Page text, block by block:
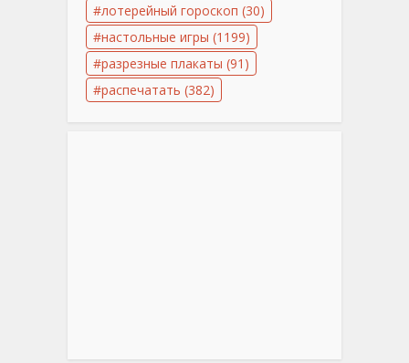
лотерейный гороскоп (30)
настольные игры (1199)
разрезные плакаты (91)
распечатать (382)